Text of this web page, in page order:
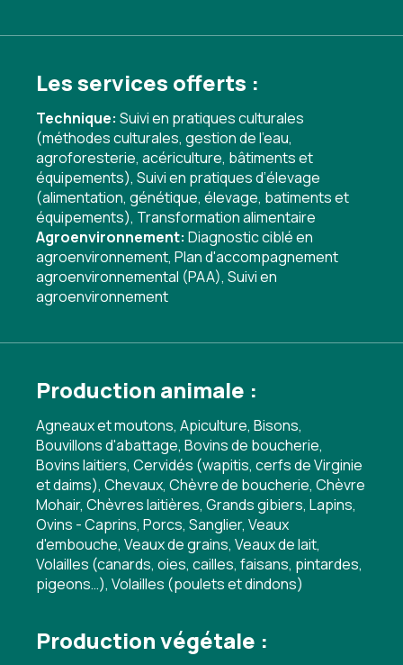
Les services offerts :
Technique: Suivi en pratiques culturales
(méthodes culturales, gestion de l'eau,
agroforesterie, acériculture, bâtiments et
équipements), Suivi en pratiques d’élevage
(alimentation, génétique, élevage, batiments et
équipements), Transformation alimentaire
Agroenvironnement: Diagnostic ciblé en
agroenvironnement, Plan d'accompagnement
agroenvironnemental (PAA), Suivi en
agroenvironnement
Production animale :
Agneaux et moutons, Apiculture, Bisons,
Bouvillons d'abattage, Bovins de boucherie,
Bovins laitiers, Cervidés (wapitis, cerfs de Virginie
et daims), Chevaux, Chèvre de boucherie, Chèvre
Mohair, Chèvres laitières, Grands gibiers, Lapins,
Ovins - Caprins, Porcs, Sanglier, Veaux
d'embouche, Veaux de grains, Veaux de lait,
Volailles (canards, oies, cailles, faisans, pintardes,
pigeons…), Volailles (poulets et dindons)
Production végétale :